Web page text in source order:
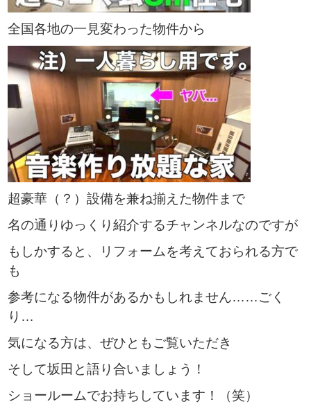
全国各地の一見変わった物件から
超豪華（？）設備を兼ね揃えた物件まで
名の通りゆっくり紹介するチャンネルなのですが
もしかすると、リフォームを考えておられる方で
も
参考になる物件があるかもしれません……ごく
り…
気になる方は、ぜひともご覧いただき
そして坂田と語り合いましょう！
ショールームでお持ちしています！（笑）